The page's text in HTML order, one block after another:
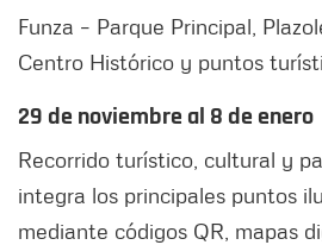
Funza – Parque Principal,
Centro Histórico y puntos
29 de noviembre al 8 de enero
Recorrido turístico, cultural y
integra los principales puntos
mediante códigos QR, mapas